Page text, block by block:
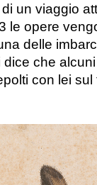
un viaggio
le opere
delle
che
con lei